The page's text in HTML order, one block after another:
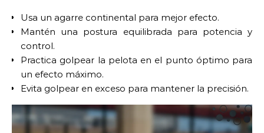
Usa un agarre continental para mejor efecto.
Mantén una postura equilibrada para potencia y
control.
Practica golpear la pelota en el punto óptimo para
un efecto máximo.
Evita golpear en exceso para mantener la precisión.